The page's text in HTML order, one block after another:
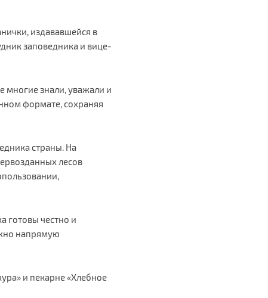
издававшейся в
заповедника и вице-
многие знали, уважали и
формате, сохраняя
страны. На
лесов
готовы честно и
напрямую
и пекарне «Хлебное